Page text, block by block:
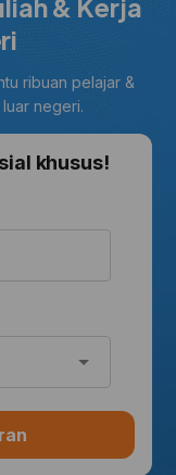
& Kerja
ribuan pelajar &
negeri.
khusus!